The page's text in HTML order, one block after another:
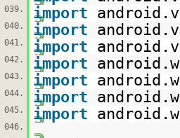
039. import
040. import
041. import
042. import
043. import
044. import
045. import
046.